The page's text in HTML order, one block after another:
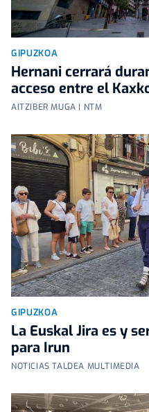
GIPUZKOA
Hernani cerrará
acceso entre el
AITZIBER MUGA | NTM
GIPUZKOA
La Euskal Jira es y
para Irun
NOTICIAS TALDEA MULTIMEDIA